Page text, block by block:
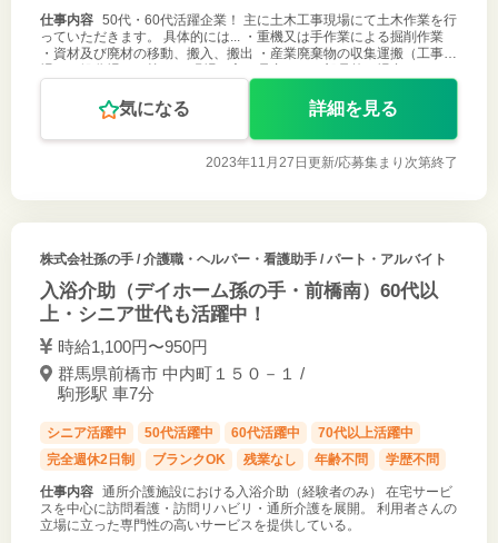
仕事内容 50代・60代活躍企業！ 主に土木工事現場にて土木作業を行
っていただきます。 具体的には... ・重機又は手作業による掘削作業
・資材及び廃材の移動、搬入、搬出 ・産業廃棄物の収集運搬（工事現
気になる 詳細を見る
2023年11月27日更新/応募集まり次第終了
株式会社孫の手/ 介護職・ヘルパー・看護助手 / パート・アルバイト
入浴介助（デイホーム孫の手・前橋南）60代以
上・シニア世代も活躍中！
時給1,100円〜950円
群馬県前橋市 中内町１５０－１ /
駒形駅 車7分
シニア活躍中 50代活躍中 60代活躍中
70代以上活躍中
完全週休2日制
ブランクOK 残業なし 年齢不問 学歴不問
仕事内容 通所介護施設における入浴介助（経験者のみ） 在宅サービ
スを中心に訪問看護・訪問リハビリ・通所介護を展開。 利用者さんの
立場に立った専門性の高いサービスを提供している。